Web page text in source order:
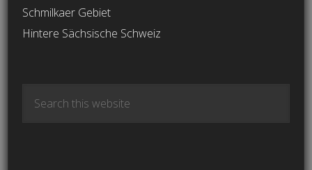
Schmilkaer Gebiet
Hintere Sächsische Schweiz